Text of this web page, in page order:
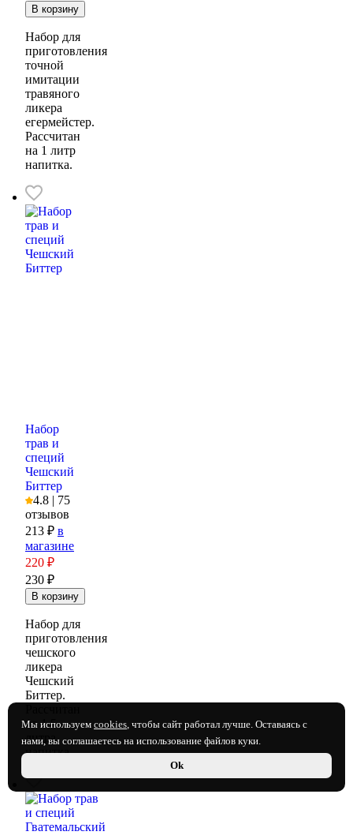
Набор для
приготовления
точной
имитации
травяного
ликера
егермейстер.
Рассчитан
на 1 литр
напитка.
Набор
трав и
специй
Чешский
Биттер
4.8 | 75
отзывов
213 ₽ в
магазине
220 ₽
230 ₽
Набор для
приготовления
чешского
ликера
Чешский
Биттер.
на 1,5
литра
напитка.
Мы используем cookies, чтобы сайт работал лучше. Оставаясь с
нами, вы соглашаетесь на использование файлов куки.
Ok